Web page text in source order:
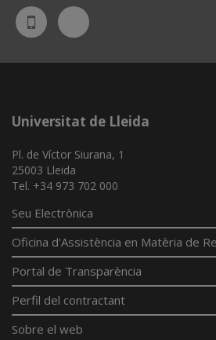
UdL
App
Bluesky
Universitat de Lleida
Pl. de Víctor Siurana, 1
25003 Lleida
Tel. +34 973 702 000
Seu Electrònica
Oficina d'Assistència en Matèria de
Portal de Transparència
Perfil del contractant
Sobre el web